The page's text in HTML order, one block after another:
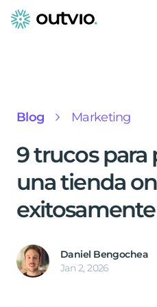
Blog Marketing
9 trucos
una tienda
exitosamente
Daniel Bengochea
Jan 2, 2026